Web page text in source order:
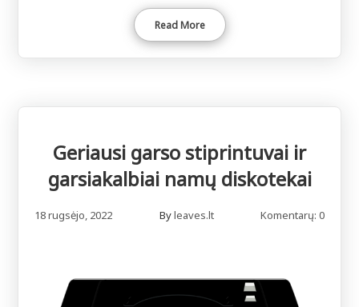
Read More
Geriausi garso stiprintuvai ir
garsiakalbiai namų diskotekai
18 rugsėjo, 2022 Byleaves.lt Komentarų: 0